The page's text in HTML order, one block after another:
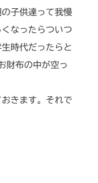
子供達って我慢
なったらついつ
時代だったらと
財布の中が空っ
きます。それで